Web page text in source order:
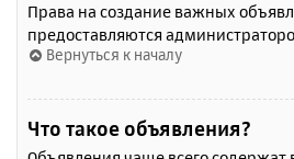
Права на создание важных
предоставляются
Вернуться к началу
Что такое объявления?